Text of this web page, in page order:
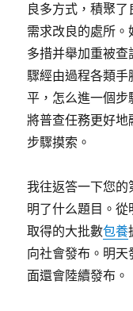
良多方式，積聚
需求改良的處所
多措并舉加重被
驟經由過程各類
平，怎么進一個步
將普查任務更好地
步驟摸索。
我往返答一下您
明了什么題目。
取得的大批數包養
向社會發布。明
面還會陸續發布。